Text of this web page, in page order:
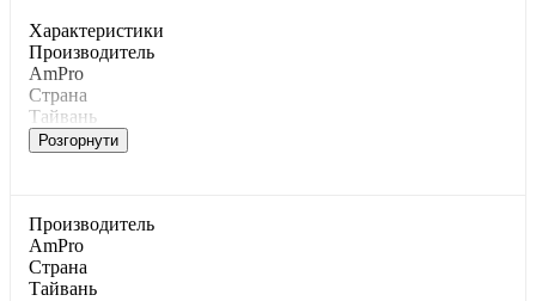
Характеристики
Производитель
AmPro
Страна
Тайвань
Розгорнути
Производитель
AmPro
Страна
Тайвань